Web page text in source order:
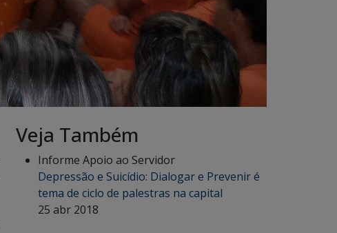
Veja Também
Informe Apoio ao Servidor
Depressão e Suicídio: Dialogar e Prevenir é
tema de ciclo de palestras na capital
25 abr 2018